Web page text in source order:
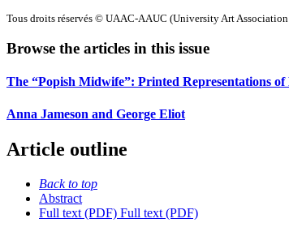
Tous droits réservés © UAAC-AAUC (University Art
Browse the articles in this issue
The “Popish Midwife”: Printed Representations
Anna Jameson and George Eliot
Article outline
Back to top
Abstract
Full text (PDF) Full text (PDF)